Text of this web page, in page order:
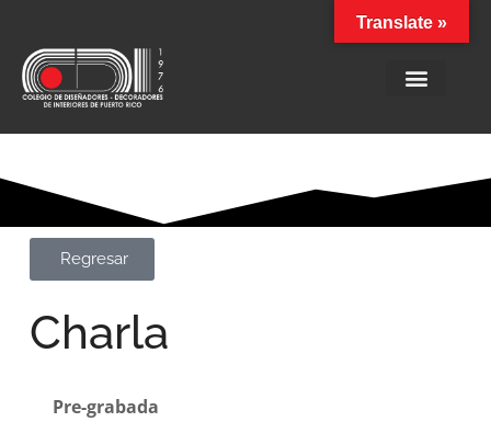
Regresar
Charla
Pre-grabada
Translate »